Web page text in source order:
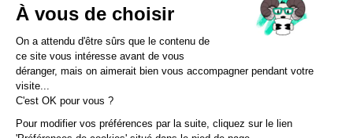
Offres d’emploi
In Annecy Mountains
Développement durable
Politique de confidentialité
Assurance Annulation Séjours
CGV Séjours